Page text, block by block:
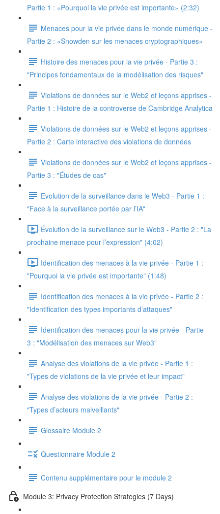
Partie 1 : «Pourquoi la vie privée est importante» (2:32)
Menaces pour la vie privée dans le monde numérique -
Partie 2 : «Snowden sur les menaces cryptographiques»
Histoire des menaces pour la vie privée - Partie 3 :
"Principes fondamentaux de la modélisation des risques"
Violations de données sur le Web2 et leçons apprises -
Partie 1 : Histoire de la controverse de Cambridge Analytica
Violations de données sur le Web2 et leçons apprises -
Partie 2 : Carte interactive des violations de données
Violations de données sur le Web2 et leçons apprises -
Partie 3 : "Études de cas"
Evolution de la surveillance dans le Web3 - Partie 1 :
"Face à la surveillance portée par l’IA"
Évolution de la surveillance sur le Web3 - Partie 2 : "La
prochaine menace pour l’expression" (4:02)
Identification des menaces à la vie privée - Partie 1 :
"Pourquoi la vie privée est importante" (1:48)
Identification des menaces à la vie privée - Partie 2 :
"Identification des types importants d’attaques"
Identification des menaces pour la vie privée - Partie
3 : "Modélisation des menaces sur Web3"
Analyse des violations de la vie privée - Partie 1 :
"Types de violations de la vie privée et leur impact"
Analyse des violations de la vie privée - Partie 2 :
"Types d’acteurs malveillants"
Glossaire Module 2
Questionnaire Module 2
Contenu supplémentaire pour le module 2
Module 3: Privacy Protection Strategies (7 Days)